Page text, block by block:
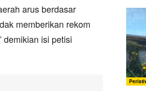
arus berdasar
memberikan rekom
demikian isi petisi